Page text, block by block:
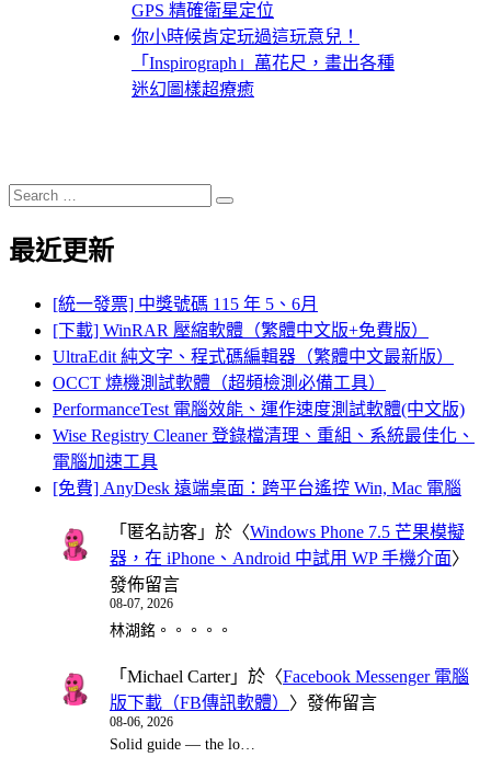
GPS 精確衛星定位
你小時候肯定玩過這玩意兒！
「Inspirograph」萬花尺，畫出各種
迷幻圖樣超療癒
Search
for:
Search
最近更新
[統一發票] 中獎號碼 115 年 5、6月
[下載] WinRAR 壓縮軟體（繁體中文版+免費版）
UltraEdit 純文字、程式碼編輯器（繁體中文最新版）
OCCT 燒機測試軟體（超頻檢測必備工具）
PerformanceTest 電腦效能、運作速度測試軟體(中文版)
Wise Registry Cleaner 登錄檔清理、重組、系統最佳化、
電腦加速工具
[免費] AnyDesk 遠端桌面：跨平台遙控 Win, Mac 電腦
「 匿名訪客 」於〈Windows Phone 7.5 芒果模擬
器，在 iPhone、Android 中試用 WP 手機介面〉
發佈留言
08-07, 2026
林湖銘。。。。。
「 Michael Carter」於〈Facebook Messenger 電腦
版下載（FB傳訊軟體） 〉發佈留言
08-06, 2026
Solid guide — the lo…